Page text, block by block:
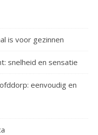
is voor gezinnen
snelheid en sensatie
eenvoudig en